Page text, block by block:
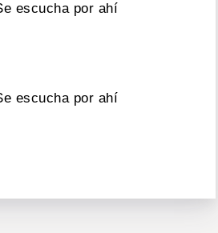
escucha por ahí
escucha por ahí